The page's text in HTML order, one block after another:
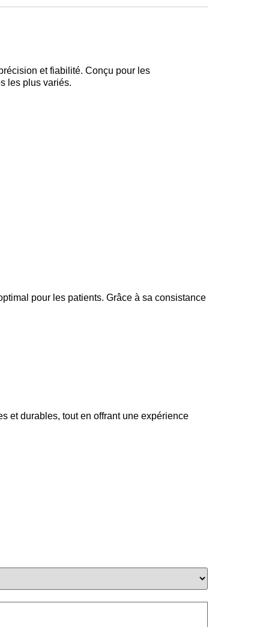
et fiabilité. Conçu pour les
les plus variés.
pour les patients. Grâce à sa consistance
et durables, tout en offrant une expérience